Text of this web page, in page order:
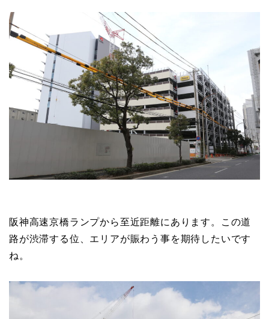
阪神高速京橋ランプから至近距離にあります。この道
路が渋滞する位、エリアが賑わう事を期待したいです
ね。